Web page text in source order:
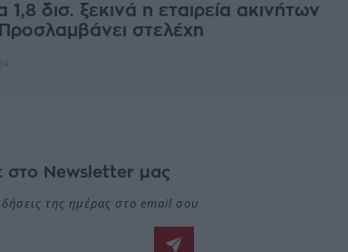
1,8 δισ. ξεκινά η εταιρεία ακινήτων
στελέχη
στο Newsletter μας
της ημέρας στο email σου